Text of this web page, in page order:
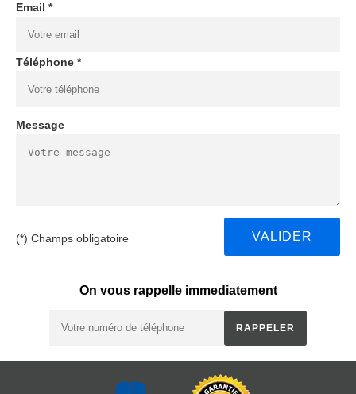
Email *
Téléphone *
Message
(*) Champs obligatoire
On vous rappelle immediatement